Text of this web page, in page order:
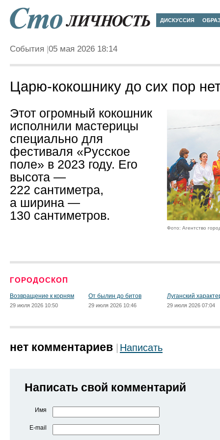
ДИСКУССИЯ
События 05 мая 2026 18:14
Царю-кокошнику до сих пор
Фото: Агентство
Этот огромный кокошник
исполнили мастерицы
специально для
фестиваля «Русское
поле» в 2023 году. Его
высота —
222 сантиметра,
а ширина —
130 сантиметров.
ГОРОДОСКОП
Возвращение к корням
29 июля 2026 10:50
От былин до битов
29 июля 2026 10:46
Луганский
29 июля 2026 07:04
нет комментариев Написать
Написать свой комментарий
Имя
E-mail